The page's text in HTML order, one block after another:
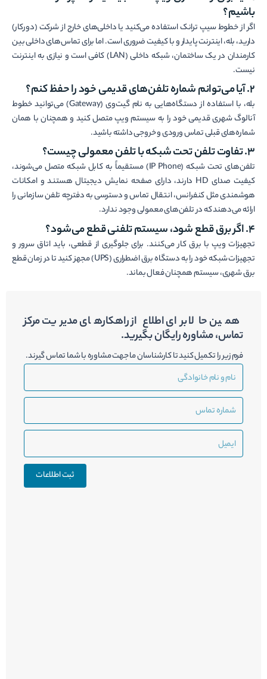
باشیم؟
اگر از خطوط سیپ ترانک استفاده می‌کنید یا داخلی‌های خارج از شرکت (دورکار)
دارید، بله، اینترنت پایدار و با کیفیت ضروری است. اما برای تماس‌های داخلی بین
کارمندان در یک ساختمان، شبکه داخلی (LAN) کافی است و نیازی به اینترنت
نیست.
۲. آیا می‌توانم شماره تلفن‌های قدیمی خود را حفظ کنم؟
بله، با استفاده از دستگاه‌هایی به نام گیت‌وی (Gateway) می‌توانید خطوط
آنالوگ شهری قدیمی خود را به سیستم ویپ متصل کنید و همچنان با همان
شماره‌های قبلی تماس ورودی و خروجی داشته باشید.
۳. تفاوت تلفن تحت شبکه با تلفن معمولی چیست؟
تلفن‌های تحت شبکه (IP Phone) مستقیماً به کابل شبکه متصل می‌شوند،
کیفیت صدای HD دارند، دارای صفحه نمایش دیجیتال هستند و امکانات
هوشمندی مثل کنفرانس، انتقال تماس و دسترسی به دفترچه تلفن سازمانی را
ارائه می‌دهند که در تلفن‌های معمولی وجود ندارد.
۴. اگر برق قطع شود، سیستم تلفنی قطع می‌شود؟
تجهیزات ویپ با برق کار می‌کنند. برای جلوگیری از قطعی، باید اتاق سرور و
تجهیزات شبکه خود را به دستگاه برق اضطراری (UPS) مجهز کنید تا در زمان قطع
برق شهری، سیستم همچنان فعال بماند.
همین حالا برای اطلاع از راهکارهای مدیریت مرکز
تماس، مشاوره رایگان بگیرید.
فرم زیر را تکمیل کنید تا کارشناسان ما جهت مشاوره با شما تماس گیرند.
نام
نام
خانوادگی
شماره
ایمیل
ثبت اطلاعات